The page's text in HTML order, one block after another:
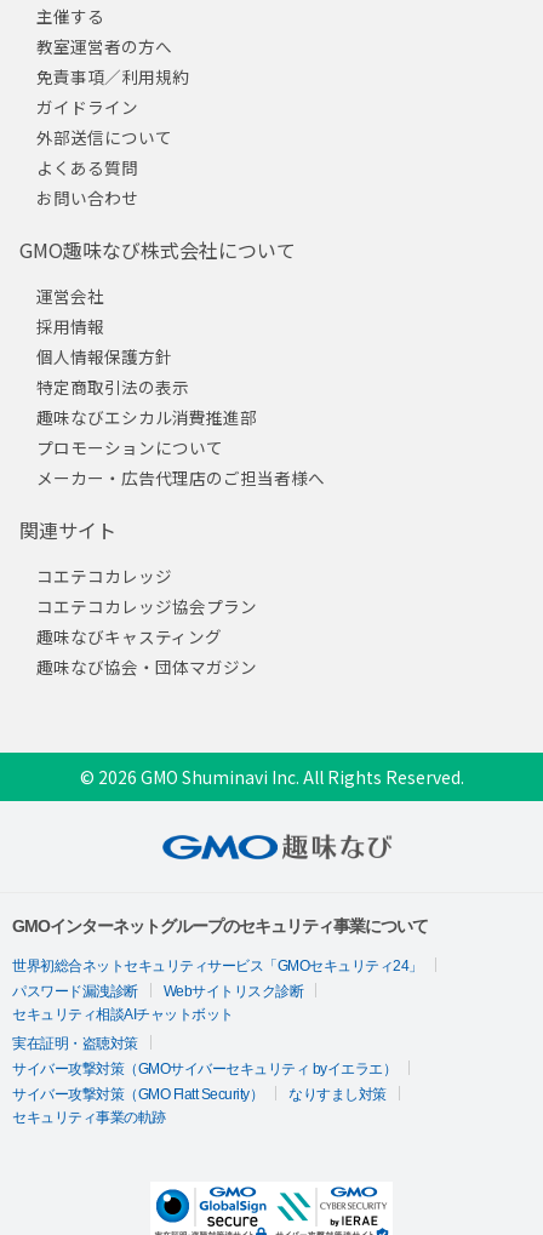
主催する
教室運営者の方へ
免責事項／利用規約
ガイドライン
外部送信について
よくある質問
お問い合わせ
GMO趣味なび株式会社について
運営会社
採用情報
個人情報保護方針
特定商取引法の表示
趣味なびエシカル消費推進部
プロモーションについて
メーカー・広告代理店のご担当者様へ
関連サイト
コエテコカレッジ
コエテコカレッジ協会プラン
趣味なびキャスティング
趣味なび協会・団体マガジン
© 2026 GMO Shuminavi Inc. All Rights Reserved.